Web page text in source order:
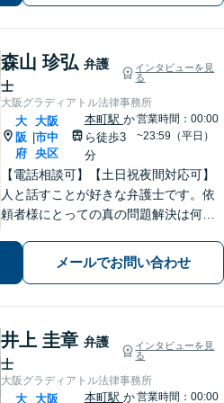
森山 珍弘 弁護
士
インタビューを見
る
大阪グラディアトル法律事務所
大
阪
府
|
大阪
市中
央区
本町駅 か
ら徒歩3
分
営業時間：00:00
~23:59（平日）
【電話相談可】【土日祝夜間対応可】
人と話すことが好きな弁護士です。依
頼者様にとっての真の問題解決は何
な対応を心がけます。離婚・刑事事
件・相続など何でもご相談ください。
メールでお問い合わせ
井上 圭章 弁護
士
インタビューを見
る
大阪グラディアトル法律事務所
大
大阪
本町駅 か営業時間：00:00